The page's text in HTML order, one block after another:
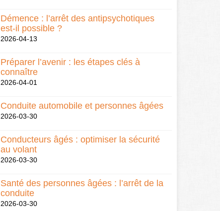
Démence : l’arrêt des antipsychotiques
est-il possible ?
2026-04-13
Préparer l’avenir : les étapes clés à
connaître
2026-04-01
Conduite automobile et personnes âgées
2026-03-30
Conducteurs âgés : optimiser la sécurité
au volant
2026-03-30
Santé des personnes âgées : l’arrêt de la
conduite
2026-03-30